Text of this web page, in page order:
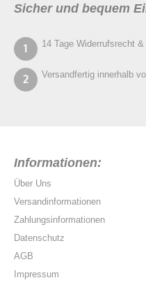
Sicher und bequem
14 Tage Widerrufsrecht
Versandfertig innerhalb
Informationen:
Über Uns
Versandinformationen
Zahlungsinformationen
Datenschutz
AGB
Impressum